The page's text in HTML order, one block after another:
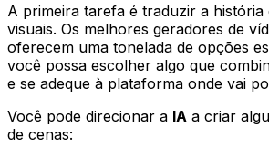
A primeira tarefa é traduzir a
visuais. Os melhores geradores de
oferecem uma tonelada de opções
você possa escolher algo que
e se adeque à plataforma onde vai
Você pode direcionar a IA a criar
de cenas: